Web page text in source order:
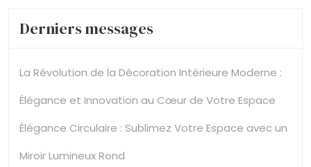
Derniers messages
La Révolution de la Décoration Intérieure Moderne :
Élégance et Innovation au Cœur de Votre Espace
Élégance Circulaire : Sublimez Votre Espace avec un
Miroir Lumineux Rond